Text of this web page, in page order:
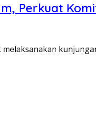
Perkuat
melaksanakan